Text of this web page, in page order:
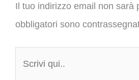
Il tuo indirizzo email non sarà
obbligatori sono